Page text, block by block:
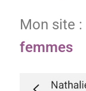
Mon site :
femmes